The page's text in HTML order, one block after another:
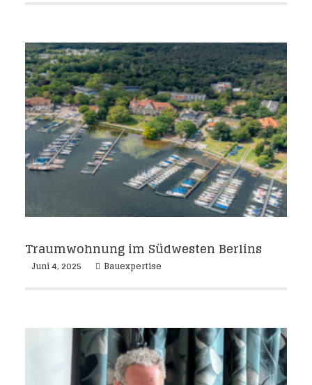
Traumwohnung im Südwesten Berlins
Juni 4, 2025 Bauexpertise